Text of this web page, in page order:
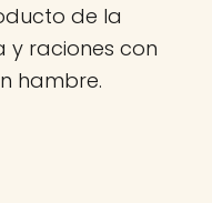
de la
y raciones con
hambre.